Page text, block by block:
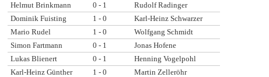
Helmut Brinkmann
0 - 1
Rudolf Radinger
Dominik Fuisting
1 - 0
Karl-Heinz Schwarzer
Mario Rudel
1 - 0
Wolfgang Schmidt
Simon Fartmann
0 - 1
Jonas Hofene
Lukas Blienert
0 - 1
Henning Vogelpohl
Karl-Heinz Günther
1 - 0
Martin Zelleröhr